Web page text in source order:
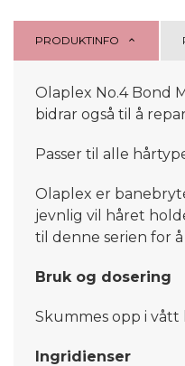
PRODUKTINFO
Olaplex No.4 Bond
bidrar også til å
Passer til alle
Olaplex er
jevnlig vil håret
til denne serien for
Bruk og dosering
Skummes opp i
Ingridienser